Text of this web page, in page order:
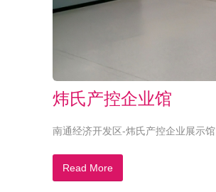
炜氏产控企业馆
南通经济开发区-炜氏产控企业展示馆
Read More